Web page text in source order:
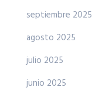
septiembre 2025
agosto 2025
julio 2025
junio 2025